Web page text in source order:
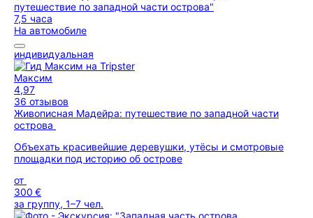
7,5 часа
На автомобиле
индивидуальная
Максим
4,97
36 отзывов
Живописная Мадейра: путешествие по западной части
острова
Объехать красивейшие деревушки, утёсы и смотровые
площадки под историю об острове
от
300 €
за группу, 1–7 чел.